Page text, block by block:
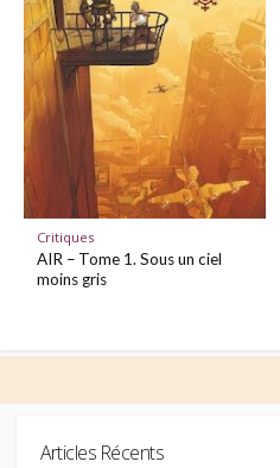
Critiques
AIR – Tome 1. Sous un ciel
moins gris
Articles Récents